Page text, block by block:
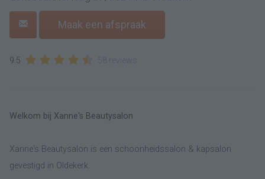
Maak een afspraak
9.5
Welkom bij Xanne's Beautysalon
Xanne's Beautysalon is een schoonheidssalon & kapsalon
gevestigd in Oldekerk.